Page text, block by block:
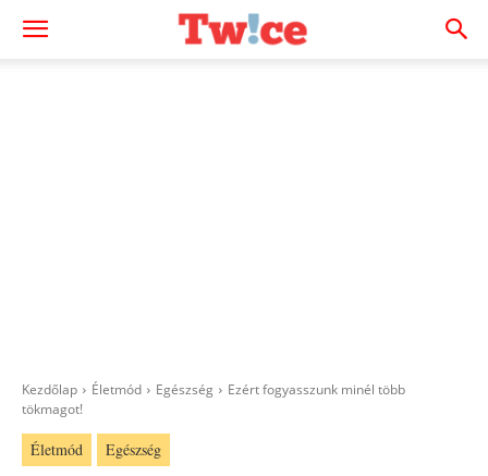
Kezdőlap Életmód Egészség
Ezért fogyasszunk minél több
tökmagot!
Életmód Egészség